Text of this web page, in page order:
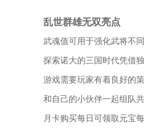
乱世群雄无双亮点
武魂值可用于强化武将不
探索诺大的三国时代凭借
游戏需要玩家有着良好的
和自己的小伙伴一起组队
月卡购买每日可领取元宝